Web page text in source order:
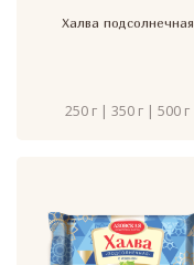
Халва подсолнечная
250 г | 350 г | 500 г